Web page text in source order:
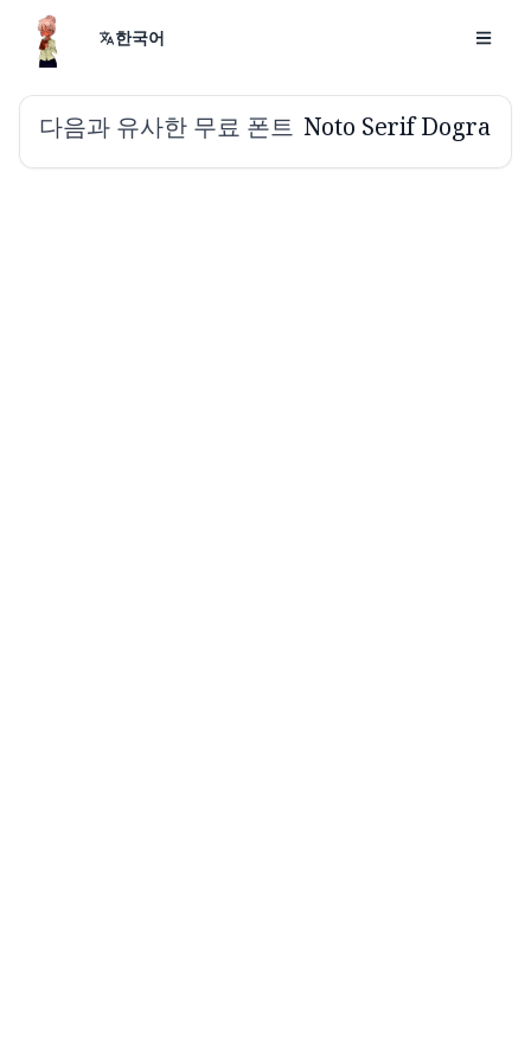
한국어
다음과 유사한 무료 폰트 Noto Serif Dogra